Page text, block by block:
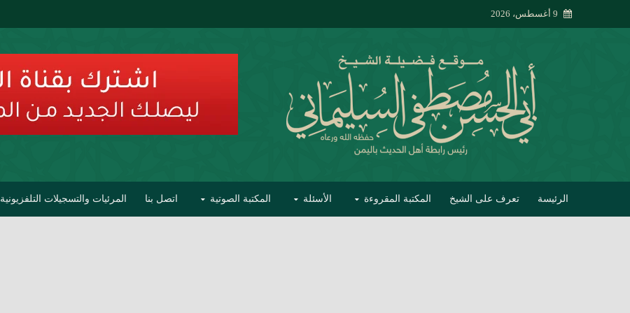
9 أغسطس، 2026
الرئيسة تعرف على الشيخ المكتبة المقروءة الأسئلة المكتبة الصوتية اتصل بنا المرئيات والتسجيلات التلفزيونية